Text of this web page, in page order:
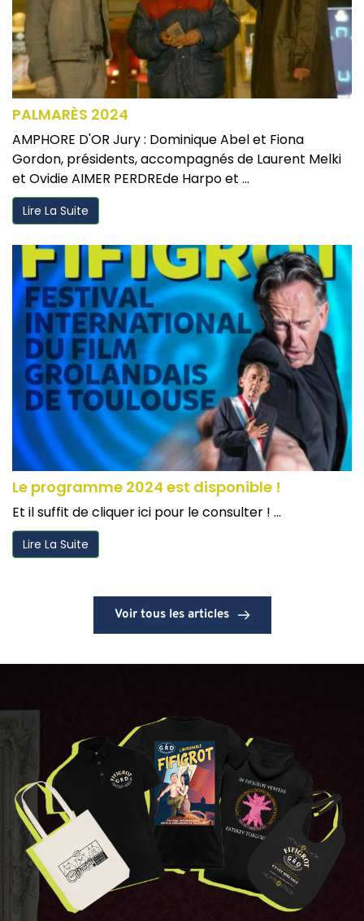
PALMARÈS 2024
AMPHORE D'OR Jury : Dominique Abel et Fiona
Gordon, présidents, accompagnés de Laurent Melki
et Ovidie AIMER PERDREde Harpo et ...
Lire La Suite
Le programme 2024 est disponible !
Et il suffit de cliquer ici pour le consulter ! ...
Lire La Suite
Voir tous les articles